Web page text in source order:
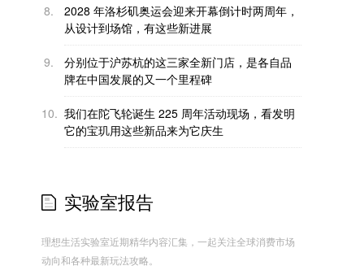
8.
2028 年洛杉矶奥运会迎来开幕倒计时两周年，
从设计到场馆，有这些新进展
9.
分别位于沪苏杭的这三家全新门店，是各自品
牌在中国发展的又一个里程碑
10. 我们在陀飞轮诞生 225 周年活动现场，看发明
它的宝玑用这些新品来为它庆生
实验室报告
理想生活实验室近期精华内容汇集，一起关注全球消费市场
动向和各种最新玩法攻略。